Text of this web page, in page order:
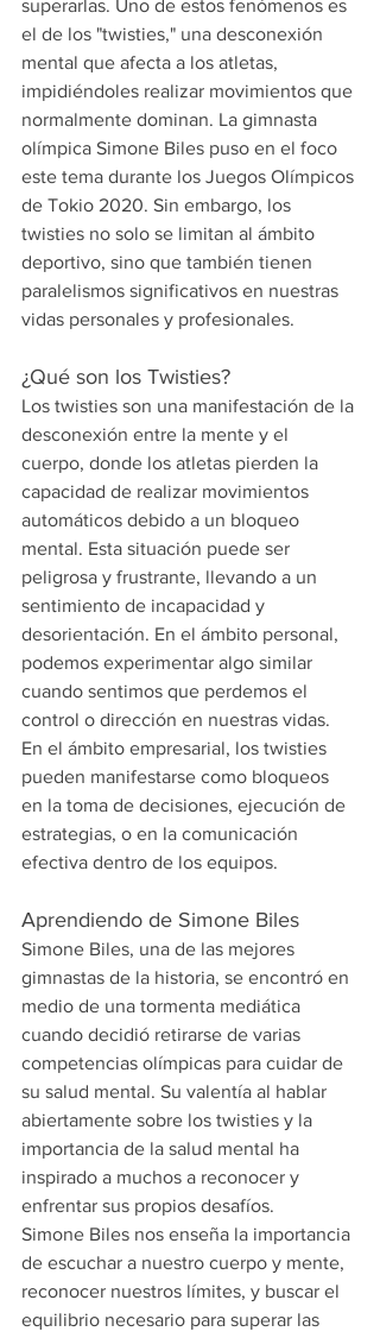
superarlas. Uno de estos fenómenos es
el de los "twisties," una desconexión
mental que afecta a los atletas,
impidiéndoles realizar movimientos que
normalmente dominan. La gimnasta
olímpica Simone Biles puso en el foco
este tema durante los Juegos Olímpicos
de Tokio 2020. Sin embargo, los
twisties no solo se limitan al ámbito
deportivo, sino que también tienen
paralelismos significativos en nuestras
vidas personales y profesionales.
¿Qué son los Twisties?
Los twisties son una manifestación de la
desconexión entre la mente y el
cuerpo, donde los atletas pierden la
capacidad de realizar movimientos
automáticos debido a un bloqueo
mental. Esta situación puede ser
peligrosa y frustrante, llevando a un
sentimiento de incapacidad y
desorientación. En el ámbito personal,
podemos experimentar algo similar
cuando sentimos que perdemos el
control o dirección en nuestras vidas.
En el ámbito empresarial, los twisties
pueden manifestarse como bloqueos
en la toma de decisiones, ejecución de
estrategias, o en la comunicación
efectiva dentro de los equipos.
Aprendiendo de Simone Biles
Simone Biles, una de las mejores
gimnastas de la historia, se encontró en
medio de una tormenta mediática
cuando decidió retirarse de varias
competencias olímpicas para cuidar de
su salud mental. Su valentía al hablar
abiertamente sobre los twisties y la
importancia de la salud mental ha
inspirado a muchos a reconocer y
enfrentar sus propios desafíos.
Simone Biles nos enseña la importancia
de escuchar a nuestro cuerpo y mente,
reconocer nuestros límites, y buscar el
equilibrio necesario para superar las